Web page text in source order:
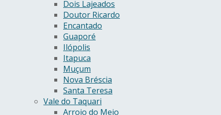
Dois Lajeados
Doutor Ricardo
Encantado
Guaporé
Ilópolis
Itapuca
Muçum
Nova Bréscia
Santa Teresa
Vale do Taquari
Arroio do Meio